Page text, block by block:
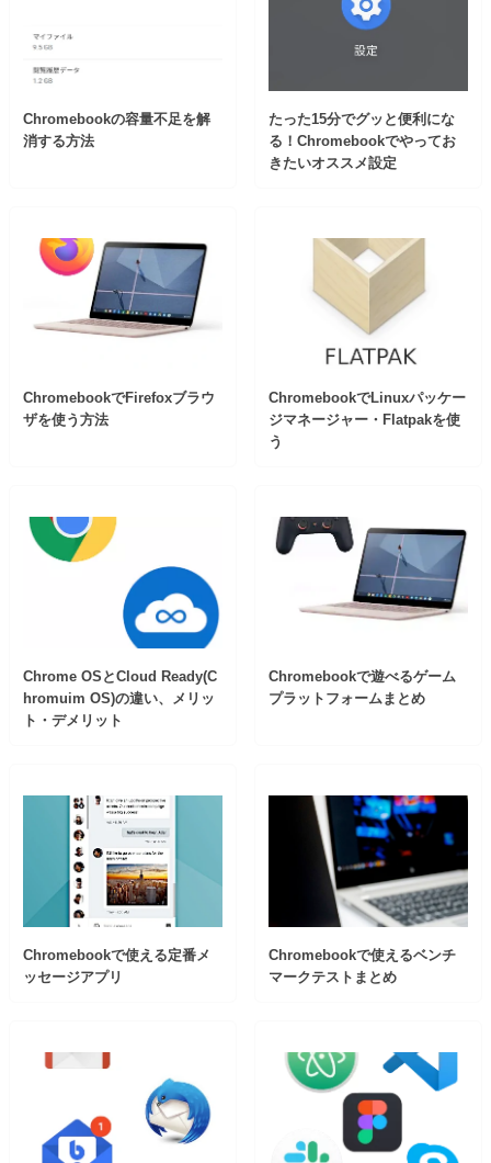
Chromebookの容量不足を解
消する方法
たった15分でグッと便利にな
る！Chromebookでやってお
きたいオススメ設定
ChromebookでFirefoxブラウ
ザを使う方法
ChromebookでLinuxパッケー
ジマネージャー・Flatpakを使
う
Chrome OSとCloud Ready(C
hromuim OS)の違い、メリッ
ト・デメリット
Chromebookで遊べるゲーム
プラットフォームまとめ
Chromebookで使える定番メ
ッセージアプリ
Chromebookで使えるベンチ
マークテストまとめ